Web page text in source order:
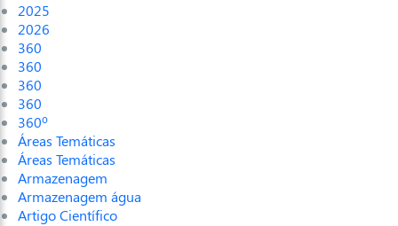
2025
2026
360
360
360
360
360º
Áreas Temáticas
Áreas Temáticas
Armazenagem
Armazenagem água
Artigo Científico